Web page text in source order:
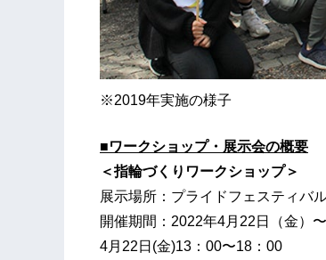
※2019年実施の様子
■ワークショップ・展示会の概要
＜指輪づくりワークショップ＞
展示場所：プライドフェスティバ
開催期間：2022年4月22日（金）〜
4月22日(金)13：00〜18：00